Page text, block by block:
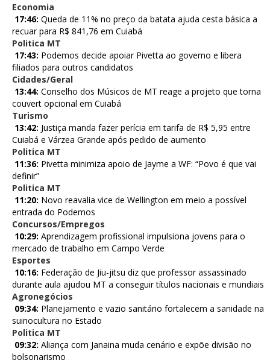
Economia
17:46: Queda de 11% no preço da batata ajuda cesta básica a
recuar para R$ 841,76 em Cuiabá
Politica MT
17:43: Podemos decide apoiar Pivetta ao governo e libera
filiados para outros candidatos
Cidades/Geral
13:44: Conselho dos Músicos de MT reage a projeto que torna
couvert opcional em Cuiabá
Turismo
13:42: Justiça manda fazer perícia em tarifa de R$ 5,95 entre
Cuiabá e Várzea Grande após pedido de aumento
Politica MT
11:36: Pivetta minimiza apoio de Jayme a WF: “Povo é que vai
definir”
Politica MT
11:20: Novo reavalia vice de Wellington em meio a possível
entrada do Podemos
Concursos/Empregos
10:29: Aprendizagem profissional impulsiona jovens para o
mercado de trabalho em Campo Verde
Esportes
10:16: Federação de Jiu-jitsu diz que professor assassinado
durante aula ajudou MT a conseguir títulos nacionais e mundiais
Agronegócios
09:34: Planejamento e vazio sanitário fortalecem a sanidade na
suinocultura no Estado
Politica MT
09:32: Aliança com Janaina muda cenário e expõe divisão no
bolsonarismo